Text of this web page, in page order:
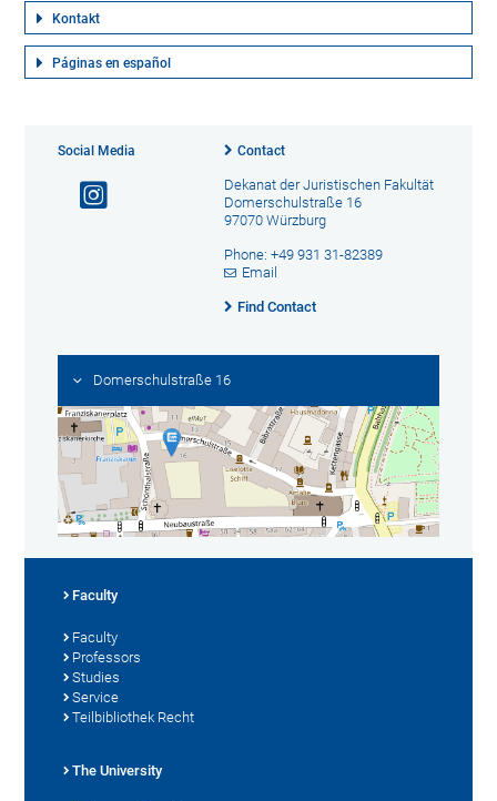
Kontakt
Páginas en español
Social Media Contact
Dekanat der Juristischen Fakultät
Domerschulstraße 16
97070 Würzburg
Phone: +49 931 31-82389
Email
Find Contact
Domerschulstraße 16
Faculty
Faculty
Professors
Studies
Service
Teilbibliothek Recht
The University